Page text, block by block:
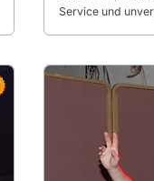
Service und